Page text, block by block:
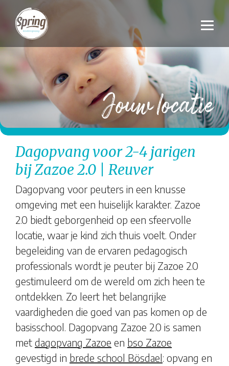
Jouw locatie
Dagopvang voor 2-4 jarigen
bij Zazoe 2.0 | Reuver
Dagopvang voor peuters in een knusse
omgeving met een huiselijk karakter. Zazoe
2.0 biedt geborgenheid op een sfeervolle
locatie, waar je kind zich thuis voelt. Onder
begeleiding van de ervaren pedagogisch
professionals wordt je peuter bij Zazoe 2.0
gestimuleerd om de wereld om zich heen te
ontdekken. Zo leert het belangrijke
vaardigheden die goed van pas komen op de
basisschool. Dagopvang Zazoe 2.0 is samen
met dagopvang Zazoe en bso Zazoe
gevestigd in brede school Bösdael: opvang en